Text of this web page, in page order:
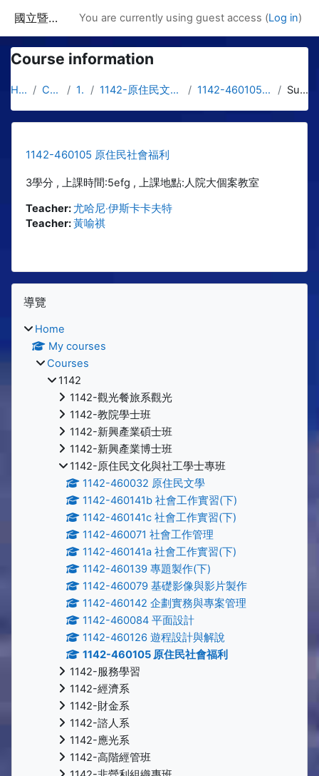
國立暨南國際大學課程資訊網 You are currently using guest access (Log in)
Course information
Home Courses 1142 1142-原住民文化與社工學士專班 1142-460105 原住民社會福利 Summary
1142-460105 原住民社會福利
3學分 , 上課時間:5efg , 上課地點:人院大個案教室
Teacher: 尤哈尼‧伊斯卡卡夫特
Teacher:黃喻祺
Blocks
Skip 導覽
導覽
Home
My courses
Courses
1142
1142-觀光餐旅系觀光
1142-教院學士班
1142-新興產業碩士班
1142-新興產業博士班
1142-原住民文化與社工學士專班
1142-460032 原住民文學
1142-460141b 社會工作實習(下)
1142-460141c 社會工作實習(下)
1142-460071 社會工作管理
1142-460141a 社會工作實習(下)
1142-460139 專題製作(下)
1142-460079 基礎影像與影片製作
1142-460142 企劃實務與專案管理
1142-460084 平面設計
1142-460126 遊程設計與解說
1142-460105 原住民社會福利
1142-服務學習
1142-經濟系
1142-財金系
1142-諮人系
1142-應光系
1142-高階經管班